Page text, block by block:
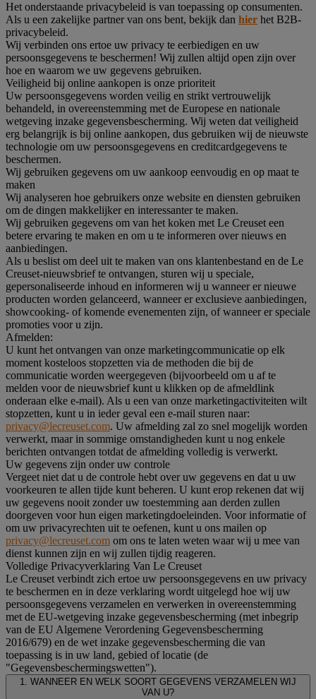
Het onderstaande privacybeleid is van toepassing op consumenten.
Als u een zakelijke partner van ons bent, bekijk dan hier het B2B-
privacybeleid.
Wij verbinden ons ertoe uw privacy te eerbiedigen en uw
persoonsgegevens te beschermen! Wij zullen altijd open zijn over
hoe en waarom we uw gegevens gebruiken.
Veiligheid bij online aankopen is onze prioriteit
Uw persoonsgegevens worden veilig en strikt vertrouwelijk
behandeld, in overeenstemming met de Europese en nationale
wetgeving inzake gegevensbescherming. Wij weten dat veiligheid
erg belangrijk is bij online aankopen, dus gebruiken wij de nieuwste
technologie om uw persoonsgegevens en creditcardgegevens te
beschermen.
Wij gebruiken gegevens om uw aankoop eenvoudig en op maat te
maken
Wij analyseren hoe gebruikers onze website en diensten gebruiken
om de dingen makkelijker en interessanter te maken.
Wij gebruiken gegevens om van het koken met Le Creuset een
betere ervaring te maken en om u te informeren over nieuws en
aanbiedingen.
Als u beslist om deel uit te maken van ons klantenbestand en de Le
Creuset-nieuwsbrief te ontvangen, sturen wij u speciale,
gepersonaliseerde inhoud en informeren wij u wanneer er nieuwe
producten worden gelanceerd, wanneer er exclusieve aanbiedingen,
showcooking- of komende evenementen zijn, of wanneer er speciale
promoties voor u zijn.
Afmelden:
U kunt het ontvangen van onze marketingcommunicatie op elk
moment kosteloos stopzetten via de methoden die bij de
communicatie worden weergegeven (bijvoorbeeld om u af te
melden voor de nieuwsbrief kunt u klikken op de afmeldlink
onderaan elke e-mail). Als u een van onze marketingactiviteiten wilt
stopzetten, kunt u in ieder geval een e-mail sturen naar:
privacy@lecreuset.com. Uw afmelding zal zo snel mogelijk worden
verwerkt, maar in sommige omstandigheden kunt u nog enkele
berichten ontvangen totdat de afmelding volledig is verwerkt.
Uw gegevens zijn onder uw controle
Vergeet niet dat u de controle hebt over uw gegevens en dat u uw
voorkeuren te allen tijde kunt beheren. U kunt erop rekenen dat wij
uw gegevens nooit zonder uw toestemming aan derden zullen
doorgeven voor hun eigen marketingdoeleinden. Voor informatie of
om uw privacyrechten uit te oefenen, kunt u ons mailen op
privacy@lecreuset.com om ons te laten weten waar wij u mee van
dienst kunnen zijn en wij zullen tijdig reageren.
Volledige Privacyverklaring Van Le Creuset
Le Creuset verbindt zich ertoe uw persoonsgegevens en uw privacy
te beschermen en in deze verklaring wordt uitgelegd hoe wij uw
persoonsgegevens verzamelen en verwerken in overeenstemming
met de EU-wetgeving inzake gegevensbescherming (met inbegrip
van de EU Algemene Verordening Gegevensbescherming
2016/679) en de wet inzake gegevensbescherming die van
toepassing is in uw land, gebied of locatie (de
"Gegevensbeschermingswetten").
1. WANNEER EN WELK SOORT GEGEVENS VERZAMELEN WIJ
VAN U?